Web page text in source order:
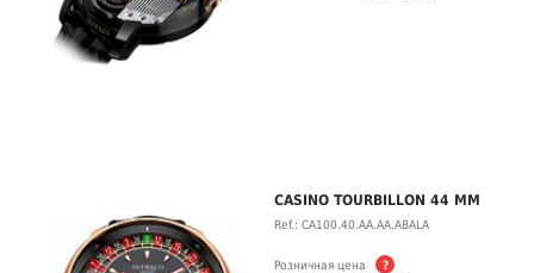
CASINO TOURBILLON 44 MM
Ref.: CA100.40.AA.AA.ABALA
Розничная цена ?